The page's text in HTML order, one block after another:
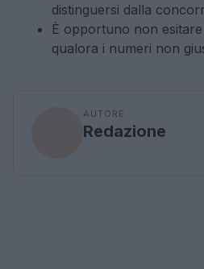
distinguersi dalla
È opportuno non
qualora i numeri non
AUTORE
Redazione